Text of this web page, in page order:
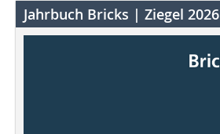
Jahrbuch Bricks | Ziegel 2026